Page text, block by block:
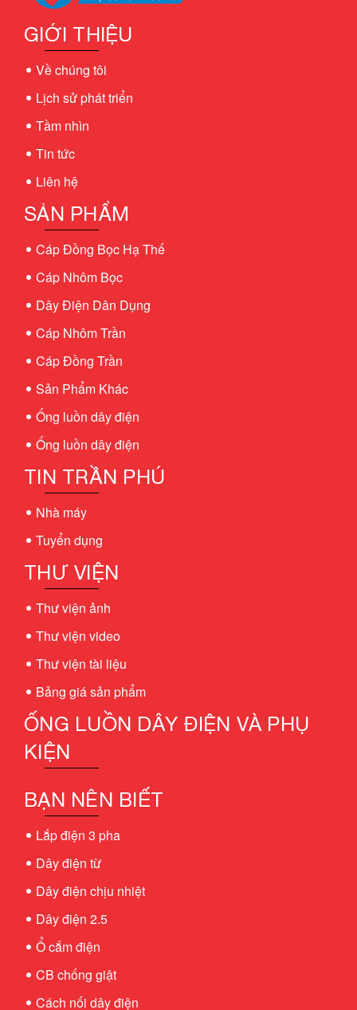
GIỚI THIỆU
Về chúng tôi
Lịch sử phát triển
Tầm nhìn
Tin tức
Liên hệ
SẢN PHẨM
Cáp Đồng Bọc Hạ Thế
Cáp Nhôm Bọc
Dây Điện Dân Dụng
Cáp Nhôm Trần
Cáp Đồng Trần
Sản Phẩm Khác
Ống luồn dây điện
Ống luồn dây điện
TIN TRẦN PHÚ
Nhà máy
Tuyển dụng
THƯ VIỆN
Thư viện ảnh
Thư viện video
Thư viện tài liệu
Bảng giá sản phẩm
ỐNG LUỒN DÂY ĐIỆN VÀ PHỤ
KIỆN
BẠN NÊN BIẾT
Lắp điện 3 pha
Dây điện từ
Dây điện chịu nhiệt
Dây điện 2.5
Ổ cắm điện
CB chống giật
Cách nối dây điện